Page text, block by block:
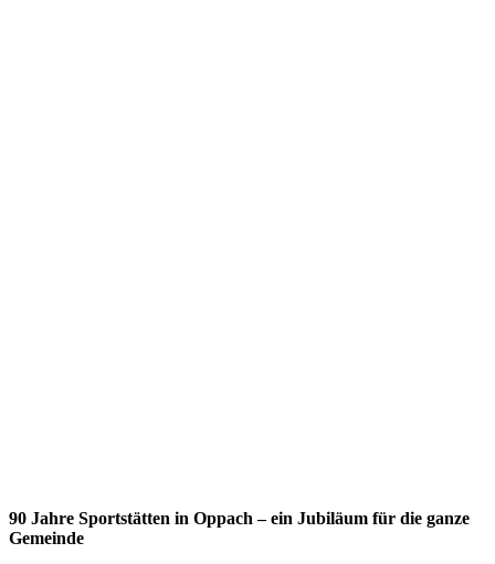
90 Jahre Sportstätten in Oppach – ein Jubiläum für die ganze
Gemeinde